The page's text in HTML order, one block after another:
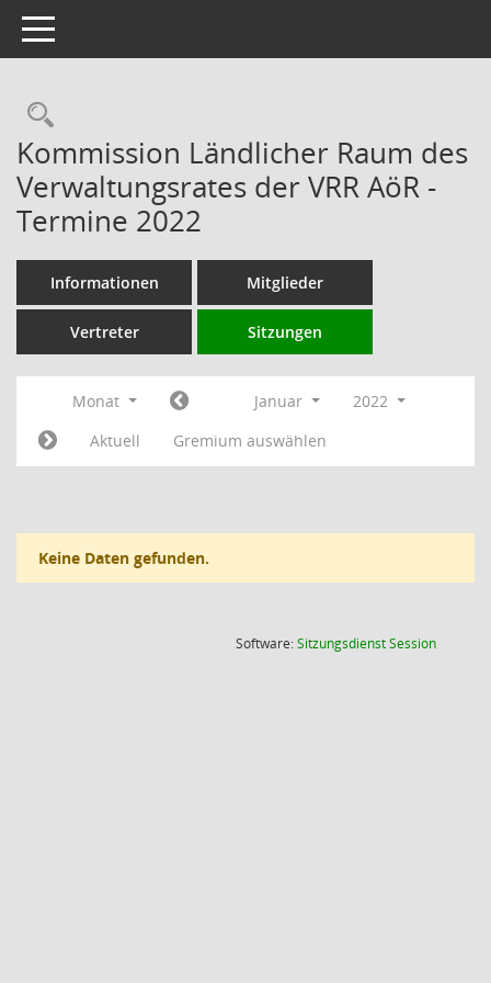
Toggle navigation
Rechercheauswahl
Kommission Ländlicher Raum des
Verwaltungsrates der VRR AöR -
Termine 2022
Informationen Mitglieder
Vertreter Sitzungen
Monat Januar
2022
Aktuell
Gremium auswählen
Keine Daten gefunden.
Software:SitzungsdienstSession(Wird in